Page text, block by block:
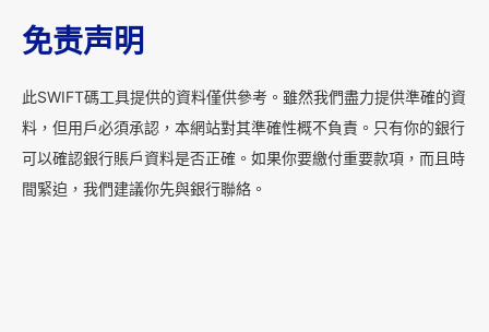
免责声明
此SWIFT碼工具提供的資料僅供參考。雖然我們盡力提供準確的資
料，但用戶必須承認，本網站對其準確性概不負責。只有你的銀行
可以確認銀行賬戶資料是否正確。如果你要繳付重要款項，而且時
間緊迫，我們建議你先與銀行聯絡。